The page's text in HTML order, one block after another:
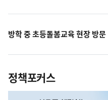
방학 중 초등돌봄교육 현장 방문
정책포커스